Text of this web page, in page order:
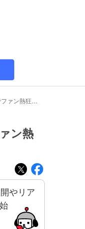
しぐれうい、バニーガーデン2長時間配信決定でファン熱狂、告知直前の盛り上がり
ン熱
やリア